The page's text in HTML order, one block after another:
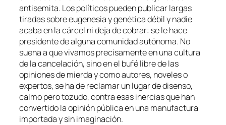
antisemita. Los políticos pueden publicar largas
tiradas sobre eugenesia y genética débil y nadie
acaba en la cárcel ni deja de cobrar: se le hace
presidente de alguna comunidad autónoma. No
suena a que vivamos precisamente en una cultura
de la cancelación, sino en el bufé libre de las
opiniones de mierda y como autores, noveles o
expertos, se ha de reclamar un lugar de disenso,
calmo pero tozudo, contra esas inercias que han
convertido la opinión pública en una manufactura
importada y sin imaginación.